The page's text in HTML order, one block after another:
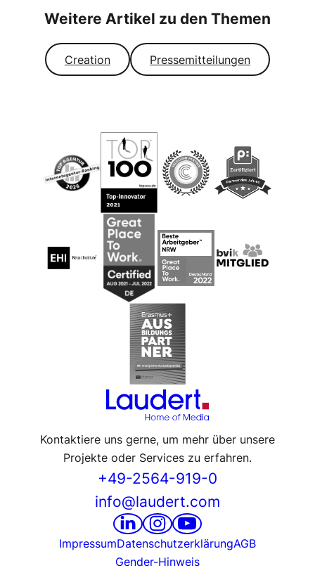
Weitere Artikel zu den Themen
Creation Pressemitteilungen
Kontaktiere uns gerne, um mehr über unsere
Projekte oder Services zu erfahren.
+49-2564-919-0
info@laudert.com
ImpressumDatenschutzerklärungAGB
Gender-Hinweis